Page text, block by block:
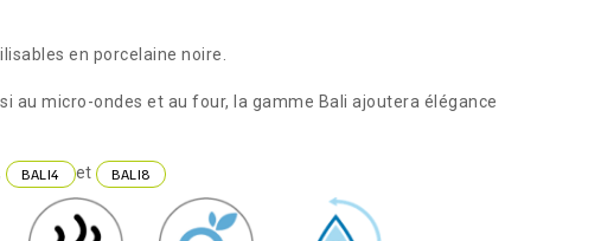
en porcelaine noire.
au micro-ondes et au four, la gamme Bali ajoutera élégance
BALI4 et BALI8